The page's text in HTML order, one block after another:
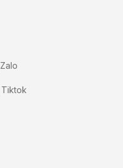
Zalo
Tiktok